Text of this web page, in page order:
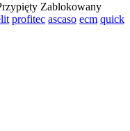
Zablokowany
profitec ascaso ecm quick